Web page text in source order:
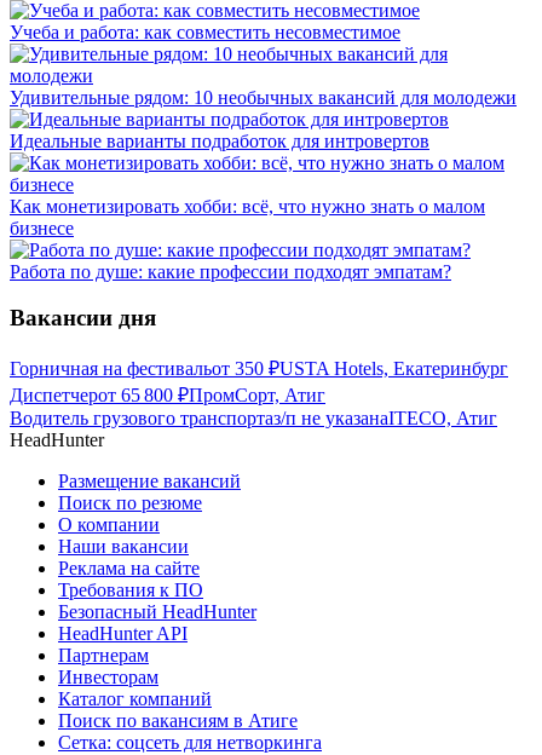
Учеба и работа: как совместить несовместимое
Удивительные рядом: 10 необычных вакансий для молодежи
Идеальные варианты подработок для интровертов
Как монетизировать хобби: всё, что нужно знать о малом
бизнесе
Работа по душе: какие профессии подходят эмпатам?
Вакансии дня
Горничная на фестивальот 350 ₽USTA Hotels, Екатеринбург
Диспетчерот 65 800 ₽ПромCорт, Атиг
Водитель грузового транспортаз/п не указанаITECO, Атиг
HeadHunter
Размещение вакансий
Поиск по резюме
О компании
Наши вакансии
Реклама на сайте
Требования к ПО
Безопасный HeadHunter
HeadHunter API
Партнерам
Инвесторам
Каталог компаний
Поиск по вакансиям в Атиге
Сетка: соцсеть для нетворкинга